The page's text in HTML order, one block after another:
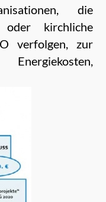
die
oder kirchliche
verfolgen, zur